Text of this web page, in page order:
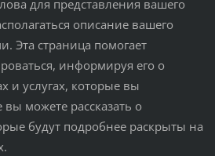
для представления вашего
описание вашего
Эта страница помогает
информируя его о
и услугах, которые вы
вы можете рассказать о
будут подробнее раскрыты на